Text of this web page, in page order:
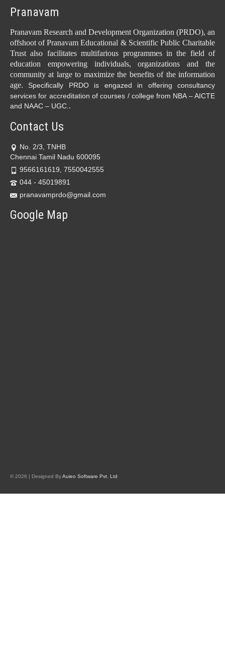
Pranavam
Pranavam Research and Development Organization (PRDO), an
offshoot of Pranavam Educational & Scientific Public Charitable
Trust also facilitates multifarious programmes in the field of
education empowering individuals, organizations and the
community at large to maximize the benefits of the information
age. Specifically PRDO is engazed in offering consultancy
services for accreditation of courses / college from NBA – AICTE
and NAAC – UGC..
Contact Us
No. 2/3, TNHB
Chennai Tamil Nadu 600095
9566161619, 7550042555
044 - 45019891
pranavamprdo@gmail.com
Google Map
© 2026 | Designed ByAuieo Software Pvt. Ltd